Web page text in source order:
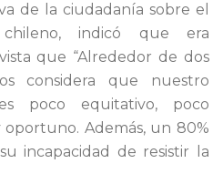
de la ciudadanía sobre el
indicó que era
que “Alrededor de dos
considera que nuestro
poco equitativo, poco
oportuno. Además, un 80%
incapacidad de resistir la